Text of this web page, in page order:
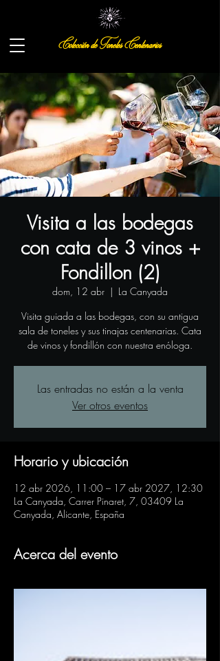
Colección de Toneles Centenarios
Visita a las bodegas
con cata de 3 vinos +
Fondillon (2)
dom, 12 abr
  |
La Canyada
Visita guiada a las bodegas, con su antigua
sala de toneles y sus tinajas centenarias. Cata
de vinos y fondillón con nuestra enóloga.
Las entradas no están a la venta
Ver otros eventos
Horario y ubicación
12 abr 2026, 11:00 – 17 abr 2027, 12:30
La Canyada, Carrer Pinaret, 7, 03409 La
Canyada, Alicante, España
Acerca del evento